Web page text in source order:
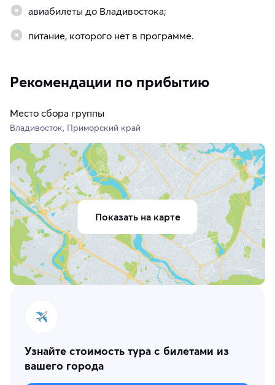
авиабилеты до Владивостока;
питание, которого нет в программе.
Рекомендации по прибытию
Место сбора группы
Владивосток, Приморский край
Показать на карте
Узнайте стоимость тура с билетами из
вашего города